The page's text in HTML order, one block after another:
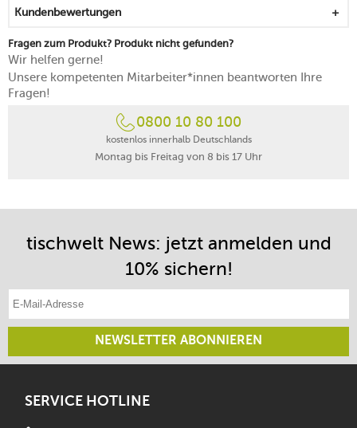
Kundenbewertungen
Fragen zum Produkt? Produkt nicht gefunden?
Wir helfen gerne!
Unsere kompetenten Mitarbeiter*innen beantworten Ihre
Fragen!
0800 10 80 100
kostenlos innerhalb Deutschlands
Montag bis Freitag von 8 bis 17 Uhr
tischwelt News: jetzt anmelden und
10% sichern!
NEWSLETTER ABONNIEREN
SERVICE HOTLINE